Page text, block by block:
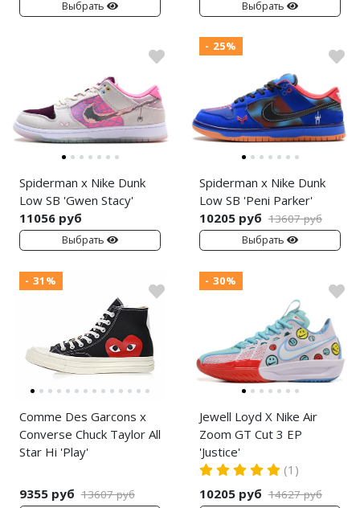
Выбрать Выбрать
Spiderman x Nike Dunk
Low SB 'Gwen Stacy'
11056 руб
Выбрать
- 25%
Spiderman x Nike Dunk
Low SB 'Peni Parker'
10205 руб 13607 руб
Выбрать
- 31%
Comme Des Garcons x
Converse Chuck Taylor All
Star Hi 'Play'
9355 руб 13607 руб
- 30%
Jewell Loyd X Nike Air
Zoom GT Cut 3 EP
'Justice'
(1)
10205 руб 14627 руб